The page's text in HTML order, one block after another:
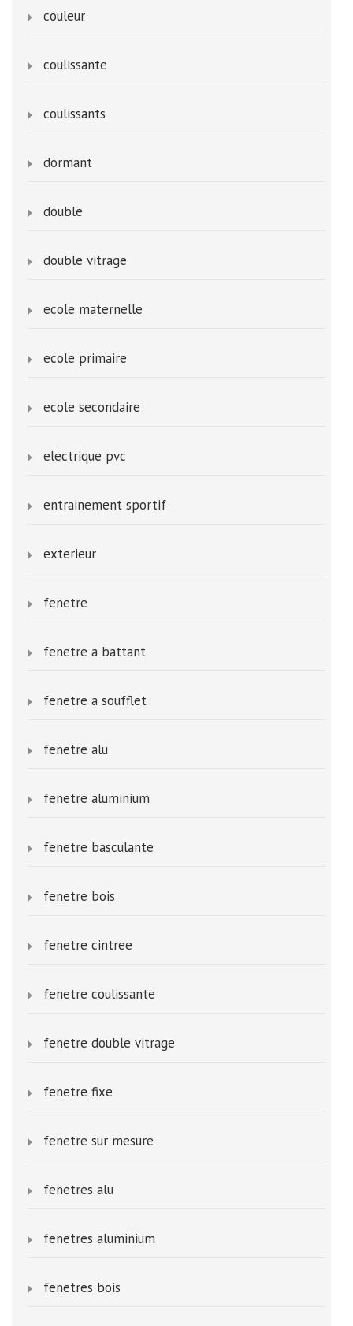
couleur
coulissante
coulissants
dormant
double
double vitrage
ecole maternelle
ecole primaire
ecole secondaire
electrique pvc
entrainement sportif
exterieur
fenetre
fenetre a battant
fenetre a soufflet
fenetre alu
fenetre aluminium
fenetre basculante
fenetre bois
fenetre cintree
fenetre coulissante
fenetre double vitrage
fenetre fixe
fenetre sur mesure
fenetres alu
fenetres aluminium
fenetres bois